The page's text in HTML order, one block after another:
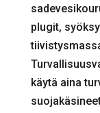
plugit,
käytä aina